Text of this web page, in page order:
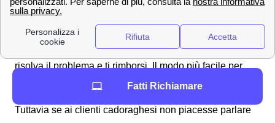
complicata, tuttavia è sempre meglio seguire delle
correre alcun rischio di errore. Effettuare un
reclamo
è necessario per assicurarsi che TIM
risolva il problema e ti rimborsi. Il modo più facile per
effettuare il tuo reclamo è alzare il telefono da casa tua a
Tuttavia se ai clienti cadoraghesi non piacesse parlare
Fatti Richiamare